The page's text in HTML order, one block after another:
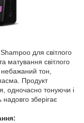
для світлого
матування світлого
небажаний тон,
Продукт
одночасно тонуючи і
зберігає